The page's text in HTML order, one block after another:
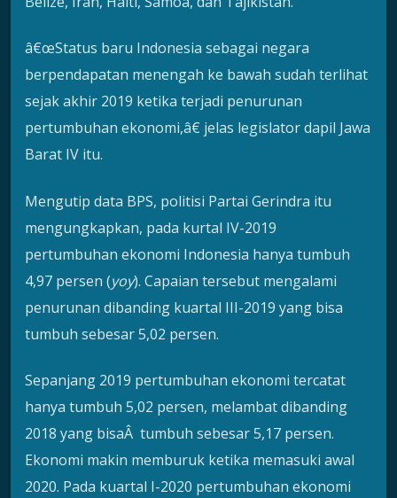
â€œStatus baru Indonesia sebagai negara
berpendapatan menengah ke bawah sudah terlihat
sejak akhir 2019 ketika terjadi penurunan
pertumbuhan ekonomi,â€ jelas legislator dapil Jawa
Barat IV itu.
Mengutip data BPS, politisi Partai Gerindra itu
mengungkapkan, pada kurtal IV-2019
pertumbuhan ekonomi Indonesia hanya tumbuh
4,97 persen (yoy). Capaian tersebut mengalami
penurunan dibanding kuartal III-2019 yang bisa
tumbuh sebesar 5,02 persen.
Sepanjang 2019 pertumbuhan ekonomi tercatat
hanya tumbuh 5,02 persen, melambat dibanding
2018 yang bisaÂ tumbuh sebesar 5,17 persen.
Ekonomi makin memburuk ketika memasuki awal
2020. Pada kuartal I-2020 pertumbuhan ekonomi